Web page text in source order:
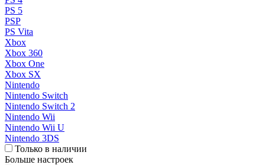
PS 5
PSP
PS Vita
Xbox
Xbox 360
Xbox One
Xbox SX
Nintendo
Nintendo Switch
Nintendo Switch 2
Nintendo Wii
Nintendo Wii U
Nintendo 3DS
Только в наличии
Больше настроек